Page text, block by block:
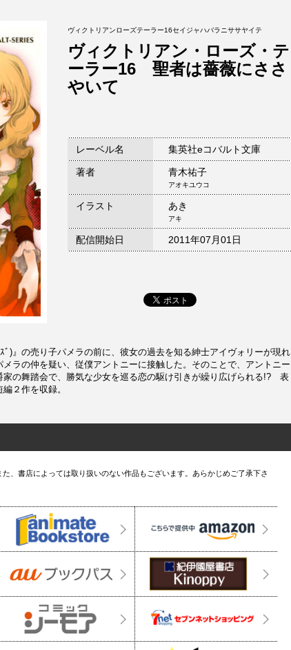
ヴィクトリアンローズテーラー16セイジャハバラニササヤイテ
ヴィクトリアン・ローズ・テ
ーラー16 聖者は薔薇にささ
やいて
レーベル名 集英社eコバルト文庫
著者 青木祐子
アオキユウコ
イラスト あき
アキ
配信開始日 2011年07月01日
ﾞ)』の売り子パメラの前に、彼女の過去を知る紳士アイヴォリーが現れ
ラの仲を疑い、従僕アントニーに接触した。そのことで、アントニー
の舞踏会で、勝気な少女を巡る恋の駆け引きが繰り広げられる!? 表
２作を収録。
、書店によっては取り扱いのない作品もございます。あらかじめご了承下さ